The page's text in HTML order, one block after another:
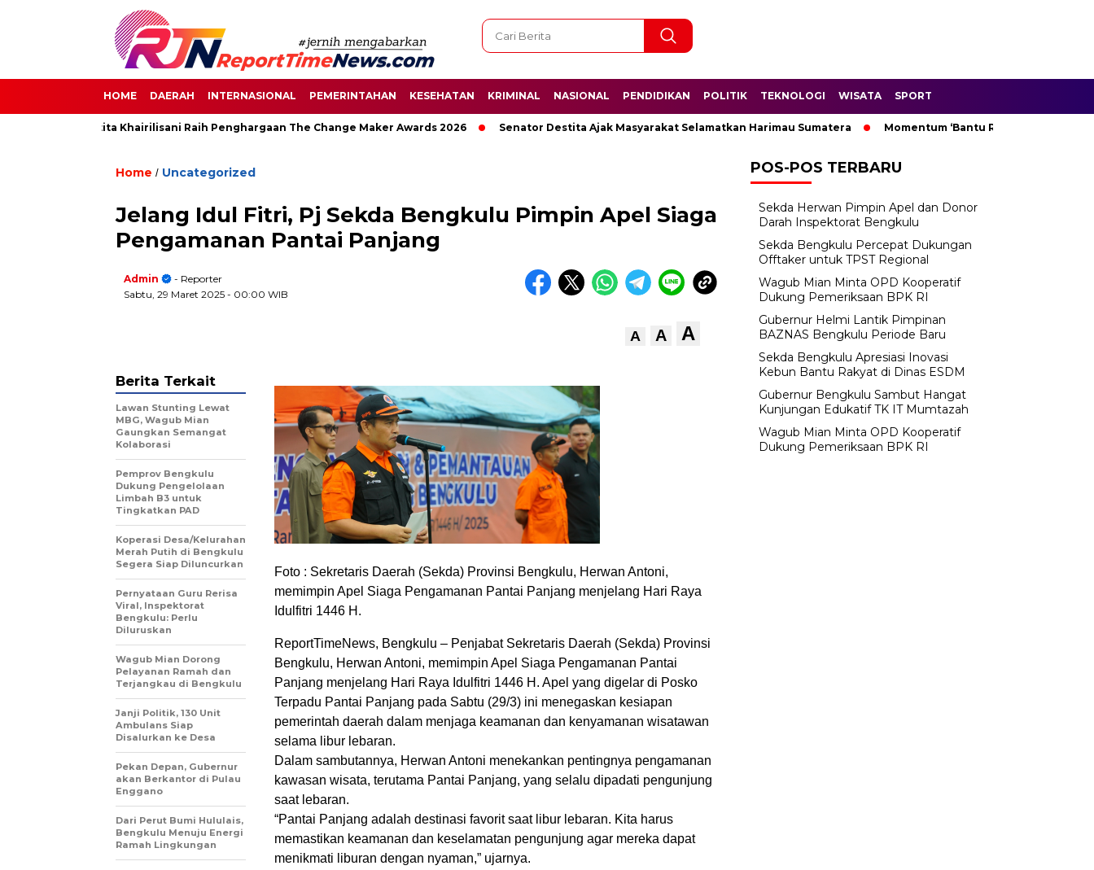
HOME DAERAH INTERNASIONAL PEMERINTAHAN KESEHATAN KRIMINAL NASIONAL PENDIDIKAN POLITIK TEKNOLOGI WISATA SPORT
Destita Khairilisani Raih Penghargaan The Change Maker Awards 2026 Senator Destita Ajak Masyarakat Selamatkan Harimau Sumatera Momentum ‘Bantu Rakyat’: Wagub Mian
Home / Uncategorized
Jelang Idul Fitri, Pj Sekda Bengkulu Pimpin Apel Siaga
Pengamanan Pantai Panjang
Admin
- Reporter
Sabtu, 29 Maret 2025 - 00:00 WIB
A A A
Foto : Sekretaris Daerah (Sekda) Provinsi Bengkulu, Herwan Antoni,
memimpin Apel Siaga Pengamanan Pantai Panjang menjelang Hari Raya
Idulfitri 1446 H.
ReportTimeNews, Bengkulu – Penjabat Sekretaris Daerah (Sekda) Provinsi
Bengkulu, Herwan Antoni, memimpin Apel Siaga Pengamanan Pantai
Panjang menjelang Hari Raya Idulfitri 1446 H. Apel yang digelar di Posko
Terpadu Pantai Panjang pada Sabtu (29/3) ini menegaskan kesiapan
pemerintah daerah dalam menjaga keamanan dan kenyamanan wisatawan
selama libur lebaran.
Dalam sambutannya, Herwan Antoni menekankan pentingnya pengamanan
kawasan wisata, terutama Pantai Panjang, yang selalu dipadati pengunjung
saat lebaran.
“Pantai Panjang adalah destinasi favorit saat libur lebaran. Kita harus
memastikan keamanan dan keselamatan pengunjung agar mereka dapat
menikmati liburan dengan nyaman,” ujarnya.
Berita Terkait
Lawan Stunting Lewat
MBG, Wagub Mian
Gaungkan Semangat
Kolaborasi
Pemprov Bengkulu
Dukung Pengelolaan
Limbah B3 untuk
Tingkatkan PAD
Koperasi Desa/Kelurahan
Merah Putih di Bengkulu
Segera Siap Diluncurkan
Pernyataan Guru Rerisa
Viral, Inspektorat
Bengkulu: Perlu
Diluruskan
Wagub Mian Dorong
Pelayanan Ramah dan
Terjangkau di Bengkulu
Janji Politik, 130 Unit
Ambulans Siap
Disalurkan ke Desa
Pekan Depan, Gubernur
akan Berkantor di Pulau
Enggano
Dari Perut Bumi Hululais,
Bengkulu Menuju Energi
Ramah Lingkungan
POS-POS TERBARU
Sekda Herwan Pimpin Apel dan Donor
Darah Inspektorat Bengkulu
Sekda Bengkulu Percepat Dukungan
Offtaker untuk TPST Regional
Wagub Mian Minta OPD Kooperatif
Dukung Pemeriksaan BPK RI
Gubernur Helmi Lantik Pimpinan
BAZNAS Bengkulu Periode Baru
Sekda Bengkulu Apresiasi Inovasi
Kebun Bantu Rakyat di Dinas ESDM
Gubernur Bengkulu Sambut Hangat
Kunjungan Edukatif TK IT Mumtazah
Wagub Mian Minta OPD Kooperatif
Dukung Pemeriksaan BPK RI